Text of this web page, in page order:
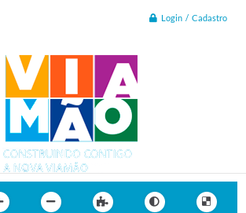
Login / Cadastro